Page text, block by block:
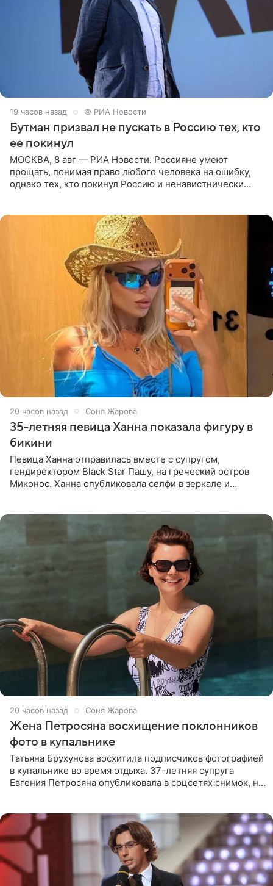
19 часов назад © РИА Новости
Бутман призвал не пускать в Россию тех, кто
ее покинул
МОСКВА, 8 авг — РИА Новости. Россияне умеют
прощать, понимая право любого человека на ошибку,
однако тех, кто покинул Россию и ненавистнически
20 часов назад Соня Жарова
35-летняя певица Ханна показала фигуру в
бикини
Певица Ханна отправилась вместе с супругом,
гендиректором Black Star Пашу, на греческий остров
Миконос. Ханна опубликовала селфи в зеркале и
20 часов назад Соня Жарова
Жена Петросяна восхищение поклонников
фото в купальнике
Татьяна Брухунова восхитила подписчиков фотографией
в купальнике во время отдыха. 37-летняя супруга
Евгения Петросяна опубликовала в соцсетях снимок, на